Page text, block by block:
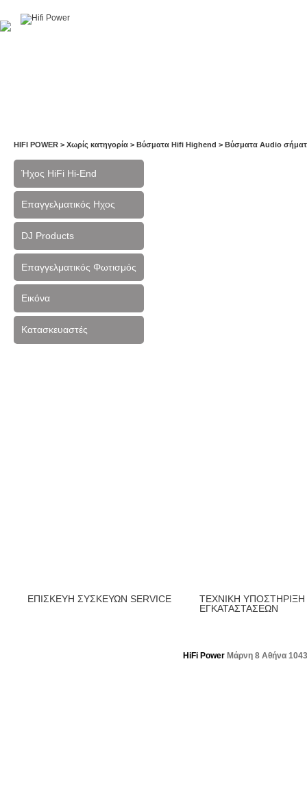
HIFI POWER > Χωρίς κατηγορία > Βύσματα Hifi Highend > Βύσματα Audio
Ήχος HiFi Hi-End
Επαγγελματικός Ηχος
DJ Products
Επαγγελματικός Φωτισμός
Εικόνα
Κατασκευαστές
ΕΠΙΣΚΕΥΗ ΣΥΣΚΕΥΩΝ SERVICE
ΤΕΧΝΙΚΗ ΥΠΟΣΤΗΡΙΞΗ
ΕΓΚΑΤΑΣΤΑΣΕΩΝ
HiFi Power Μάρνη 8 Αθήνα